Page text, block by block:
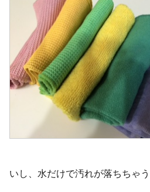
いし、水だけで汚れが落ちちゃ